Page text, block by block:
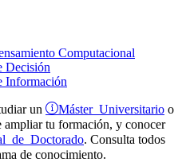
Computacional
Decisión
Información
un Máster Universitario o
ampliar tu formación, y conocer
de Doctorado. Consulta todos
de conocimiento.